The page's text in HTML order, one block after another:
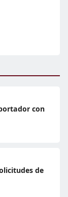
con
de